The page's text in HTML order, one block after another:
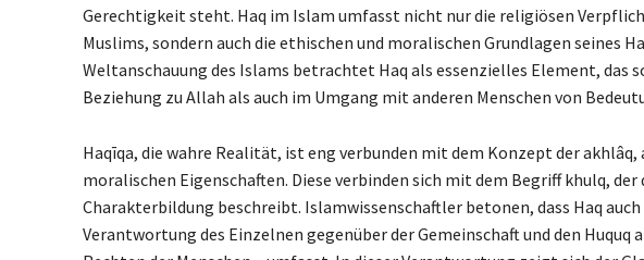
Gerechtigkeit steht. Haq im Islam umfasst nicht nur die religiösen
Muslims, sondern auch die ethischen und moralischen Grundlagen seines
Weltanschauung des Islams betrachtet Haq als essenzielles Element, das
Beziehung zu Allah als auch im Umgang mit anderen Menschen von
Haqīqa, die wahre Realität, ist eng verbunden mit dem Konzept der akhlâq,
moralischen Eigenschaften. Diese verbinden sich mit dem Begriff khulq, der
Charakterbildung beschreibt. Islamwissenschaftler betonen, dass Haq auch
Verantwortung des Einzelnen gegenüber der Gemeinschaft und den Huquq